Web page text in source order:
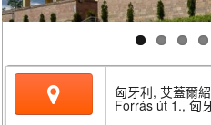
匈牙利, 艾蓋爾
Forrás út 1., 匈